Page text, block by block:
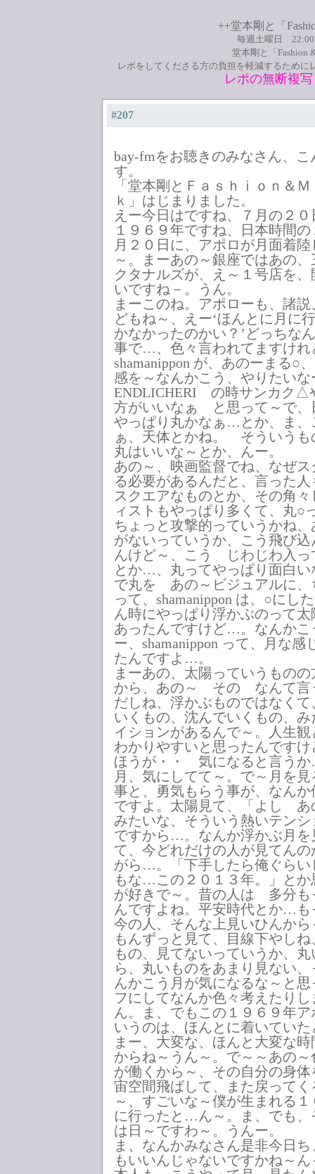
++堂本剛と「
毎週土曜日
堂本剛と「
レポをしてくださる方の負担を軽減するため
レポの無断複
#207
bay-fmをお聴きのみなさん、
す。
「堂本剛とＦａｓｈｉｏｎ＆
ｋ」はじまりました。
えー今日はですね、７月の２
１９６９年ですね、日本時間
月２０日に、アポロが月面着
～。まーあの～銀座ではあの
クタナルズが、え～１号店を
いですね－。うん。
まーこのね。アポローも、諸
どもね～、えー‘ほんとに月
かなかったのかい？’どっち
事で…、色々言われてますけれ
shamanippon が、あのーまる○
感を～なんかこう、やりたい
ENDLICHERI の時サンカク△
方がいいなぁ と思って～で、
やっぱり丸かなぁ…とか、ま、
ぁ、天体とかね。 そういう
丸はいいな～とか、んー。
あの～、映画監督でね、なぜ
る必要があるんだと、言った
スクエアなものとか、その角
ィストもやっぱり多くて、丸○
ちょっと攻撃的っていうかね
がないっていうか、こう飛び
んけど～、こう じわじわ入っ
とか…、丸ってやっぱり面白い
で丸を あの～ビジュアルに、
って、shamanippon は、○にし
ん時にやっぱり浮かぶのって
あったんですけど…。なんか
ー、shamanippon って、月な
たんですよ…。
まーあの、太陽っていうもの
から、あの～ その なんて言
だしね、浮かぶものではなく
いくもの、沈んでいくもの、
イションがあるんで～。人生
わかりやすいと思ったんです
ほうが・・ 気になると言う
月、気にしてて～。で～月を
事と、勇気もらう事が、なん
ですよ。太陽見て、「よし
みたいな、そういう熱いテン
ですから…。なんか浮かぶ月を
て、今どれだけの人が見てん
がら…。「下手したら俺ぐらい
もな…この２０１３年。」と
が好きで～。昔の人は 多分
んですよね。平安時代とか…も
今の人、そんな上見いひんか
もんずっと見て、目線下やし
もの、見てないっていうか、
ら、丸いものをあまり見ない
んかこう月が気になるな～と
フにしてなんか色々考えたり
ん。ま、でもこの１９６９年
いうのは、ほんとに着いてい
まー、大変な、ほんと大変な
からね～うん～。で～～あの
が働くから～、その自分の身
宙空間飛ばして、また戻って
～、すごいな～僕が生まれる
に行ったと…ん～。ま、でも、
は日～ですわ～。うんー。
ま、なんかみなさん是非今日
もいいんじゃないですかね～